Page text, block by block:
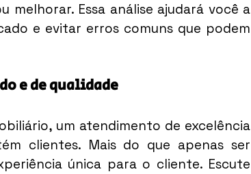
Essa análise ajudará você a
e evitar erros comuns que podem
e de qualidade
um atendimento de excelência
clientes. Mais do que apenas ser
única para o cliente. Escute